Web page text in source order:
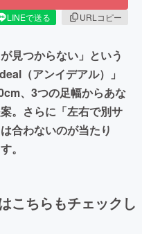
LINEで送る
URLコピー
見つからない」という
（アンイデアル）」
、3つの足幅からあな
。さらに「左右で別サ
合わないのが当たり
。
こちらもチェックし